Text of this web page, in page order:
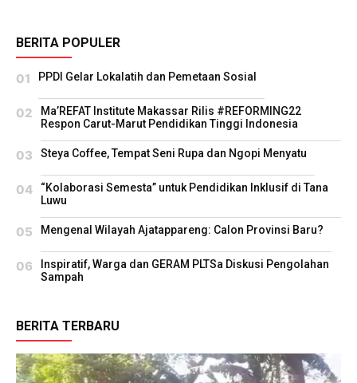
BERITA POPULER
PPDI Gelar Lokalatih dan Pemetaan Sosial
Ma’REFAT Institute Makassar Rilis #REFORMING22
Respon Carut-Marut Pendidikan Tinggi Indonesia
Steya Coffee, Tempat Seni Rupa dan Ngopi Menyatu
“Kolaborasi Semesta” untuk Pendidikan Inklusif di Tana
Luwu
Mengenal Wilayah Ajatappareng: Calon Provinsi Baru?
Inspiratif, Warga dan GERAM PLTSa Diskusi Pengolahan
Sampah
BERITA TERBARU